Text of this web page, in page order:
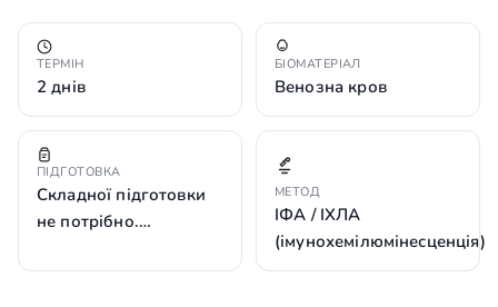
ТЕРМІН
2 днів
БІОМАТЕРІАЛ
Венозна кров
ПІДГОТОВКА
Складної підготовки
не потрібно.…
МЕТОД
ІФА / ІХЛА
(імунохемілюмінесценція)